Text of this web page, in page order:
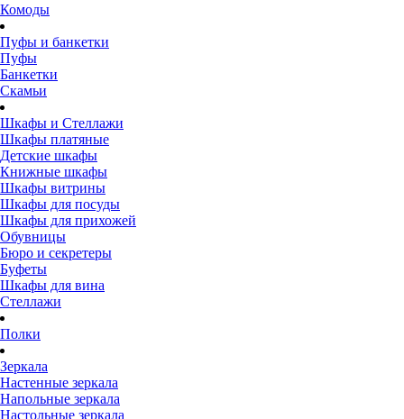
Комоды
Пуфы и банкетки
Пуфы
Банкетки
Скамьи
Шкафы и Стеллажи
Шкафы платяные
Детские шкафы
Книжные шкафы
Шкафы витрины
Шкафы для посуды
Шкафы для прихожей
Обувницы
Бюро и секретеры
Буфеты
Шкафы для вина
Стеллажи
Полки
Зеркала
Настенные зеркала
Напольные зеркала
Настольные зеркала